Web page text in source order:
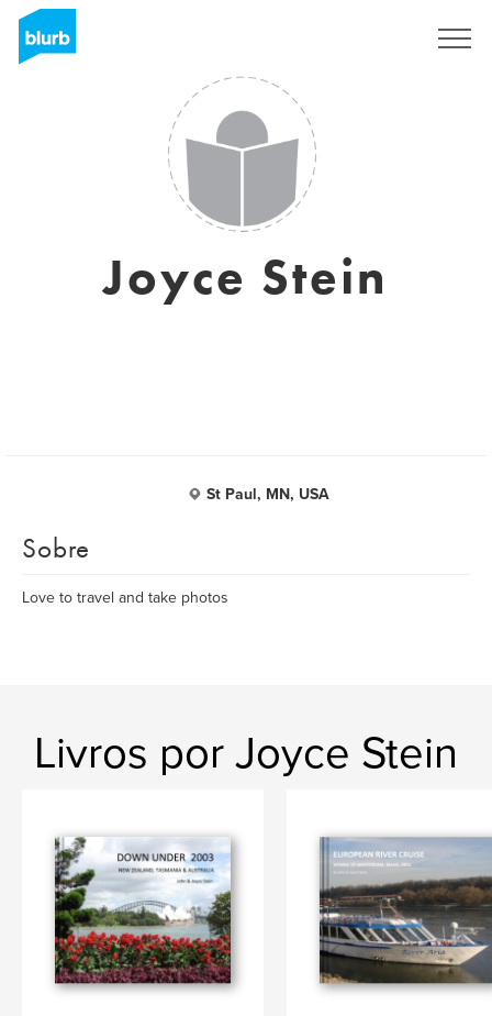
Joyce Stein
St Paul, MN, USA
Sobre
Love to travel and take photos
Livros por Joyce Stein